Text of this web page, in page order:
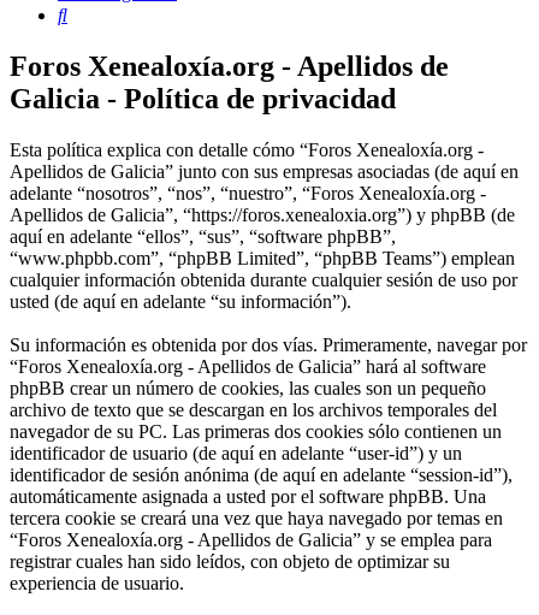
Buscar
Foros Xenealoxía.org - Apellidos de
Galicia - Política de privacidad
Esta política explica con detalle cómo “Foros Xenealoxía.org -
Apellidos de Galicia” junto con sus empresas asociadas (de aquí en
adelante “nosotros”, “nos”, “nuestro”, “Foros Xenealoxía.org -
Apellidos de Galicia”, “https://foros.xenealoxia.org”) y phpBB (de
aquí en adelante “ellos”, “sus”, “software phpBB”,
“www.phpbb.com”, “phpBB Limited”, “phpBB Teams”) emplean
cualquier información obtenida durante cualquier sesión de uso por
usted (de aquí en adelante “su información”).
Su información es obtenida por dos vías. Primeramente, navegar por
“Foros Xenealoxía.org - Apellidos de Galicia” hará al software
phpBB crear un número de cookies, las cuales son un pequeño
archivo de texto que se descargan en los archivos temporales del
navegador de su PC. Las primeras dos cookies sólo contienen un
identificador de usuario (de aquí en adelante “user-id”) y un
identificador de sesión anónima (de aquí en adelante “session-id”),
automáticamente asignada a usted por el software phpBB. Una
tercera cookie se creará una vez que haya navegado por temas en
“Foros Xenealoxía.org - Apellidos de Galicia” y se emplea para
registrar cuales han sido leídos, con objeto de optimizar su
experiencia de usuario.